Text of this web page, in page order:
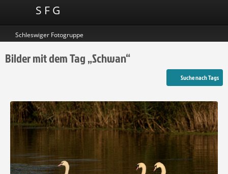
S F G
Schleswiger Fotogruppe
Bilder mit dem Tag „Schwan“
Suche nach Tags